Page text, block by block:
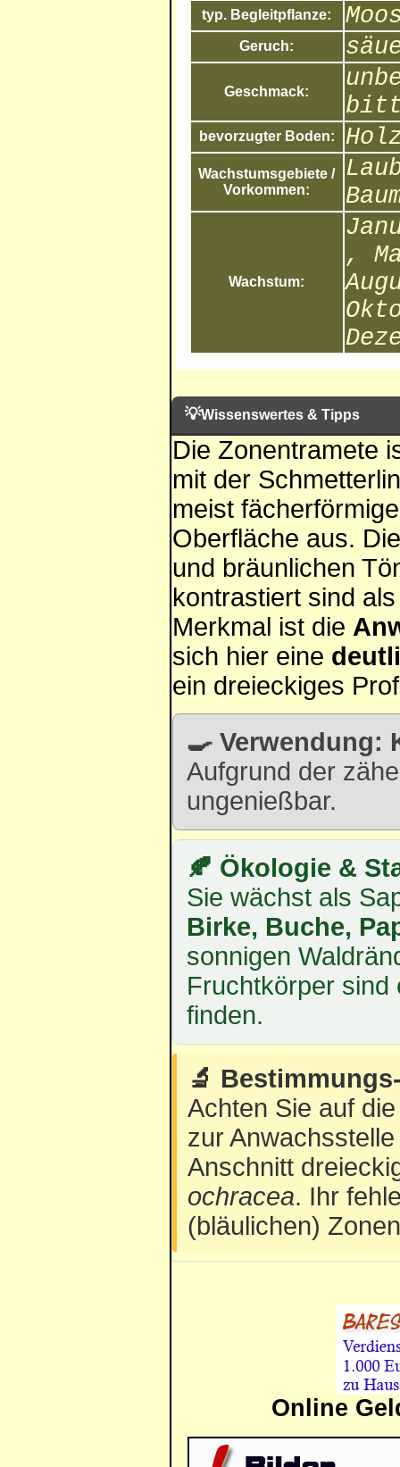
typ. Begleitpflanze:
Geruch:
Geschmack:
bevorzugter Boden:
Wachstumsgebiete /
Vorkommen:
Wachstum:
,
💡Wissenswertes & Tipps
Die Zonentramete
mit der
meist
Oberfläche aus.
und bräunlichen
kontrastiert sind
Merkmal ist die
sich hier eine
ein dreieckiges
🍳 Verwendung:
Aufgrund der
ungenießbar.
🍂 Ökologie &
Sie wächst als
Birke, Buche,
sonnigen
Fruchtkörper sind
finden.
🔬
Achten Sie auf
zur
Anschnitt
ochracea. Ihr
(bläulichen)
Online